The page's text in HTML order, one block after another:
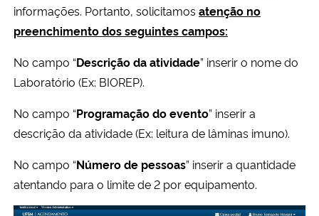
informações. Portanto, solicitamosatenção no
preenchimento dos seguintes campos:
No campo “Descrição da atividade” inserir o nome do
Laboratório (Ex: BIOREP).
No campo “Programação do evento” inserir a
descrição da atividade (Ex: leitura de lâminas imuno).
No campo “Número de pessoas” inserir a quantidade
atentando para o limite de 2 por equipamento.